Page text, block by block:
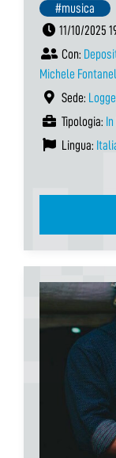
#musica
11/10/2025
Con:
Michele
Sede:
Tipologia:
Lingua: